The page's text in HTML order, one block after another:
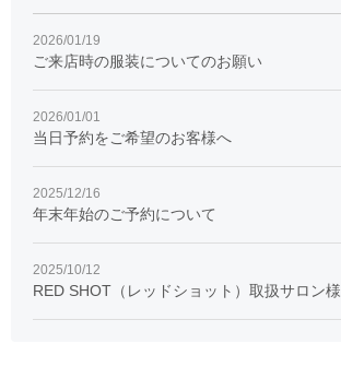
2026/01/19
ご来店時の服装についてのお願い
2026/01/01
当日予約をご希望のお客様へ
2025/12/16
年末年始のご予約について
2025/10/12
RED SHOT（レッドショット）取扱サロン